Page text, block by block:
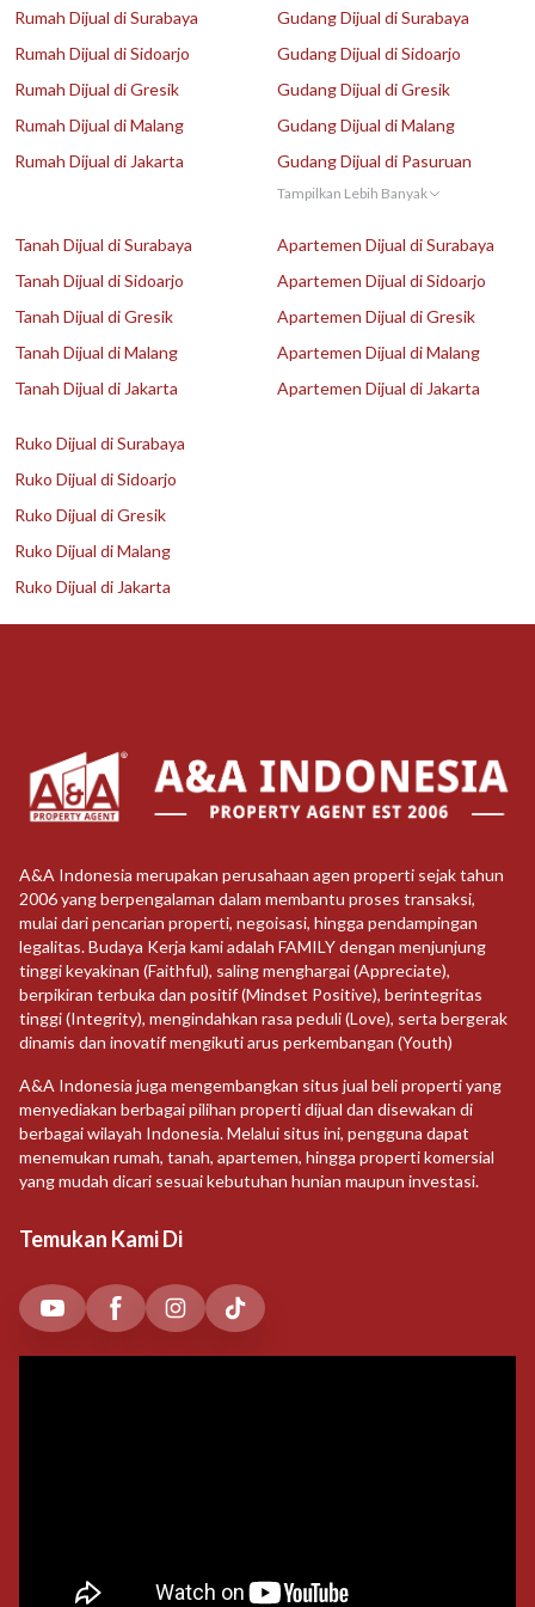
Rumah Dijual di Surabaya
Rumah Dijual di Sidoarjo
Rumah Dijual di Gresik
Rumah Dijual di Malang
Rumah Dijual di Jakarta
Gudang Dijual di Surabaya
Gudang Dijual di Sidoarjo
Gudang Dijual di Gresik
Gudang Dijual di Malang
Gudang Dijual di Pasuruan
Tampilkan Lebih Banyak
Tanah Dijual di Surabaya
Tanah Dijual di Sidoarjo
Tanah Dijual di Gresik
Tanah Dijual di Malang
Tanah Dijual di Jakarta
Apartemen Dijual di Surabaya
Apartemen Dijual di Sidoarjo
Apartemen Dijual di Gresik
Apartemen Dijual di Malang
Apartemen Dijual di Jakarta
Ruko Dijual di Surabaya
Ruko Dijual di Sidoarjo
Ruko Dijual di Gresik
Ruko Dijual di Malang
Ruko Dijual di Jakarta
A&A Indonesia merupakan perusahaan agen properti sejak tahun
2006 yang berpengalaman dalam membantu proses transaksi,
mulai dari pencarian properti, negoisasi, hingga pendampingan
legalitas. Budaya Kerja kami adalah FAMILY dengan menjunjung
tinggi keyakinan (Faithful), saling menghargai (Appreciate),
berpikiran terbuka dan positif (Mindset Positive), berintegritas
tinggi (Integrity), mengindahkan rasa peduli (Love), serta bergerak
dinamis dan inovatif mengikuti arus perkembangan (Youth)
A&A Indonesia juga mengembangkan situs jual beli properti yang
menyediakan berbagai pilihan properti dijual dan disewakan di
berbagai wilayah Indonesia. Melalui situs ini, pengguna dapat
menemukan rumah, tanah, apartemen, hingga properti komersial
yang mudah dicari sesuai kebutuhan hunian maupun investasi.
Temukan Kami Di